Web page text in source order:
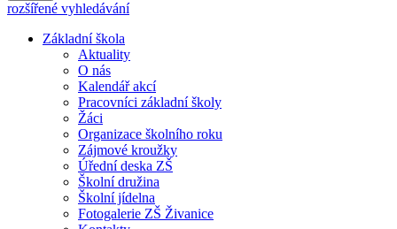
rozšířené vyhledávání
Základní škola
Aktuality
O nás
Kalendář akcí
Pracovníci základní školy
Žáci
Organizace školního roku
Zájmové kroužky
Úřední deska ZŠ
Školní družina
Školní jídelna
Fotogalerie ZŠ Živanice